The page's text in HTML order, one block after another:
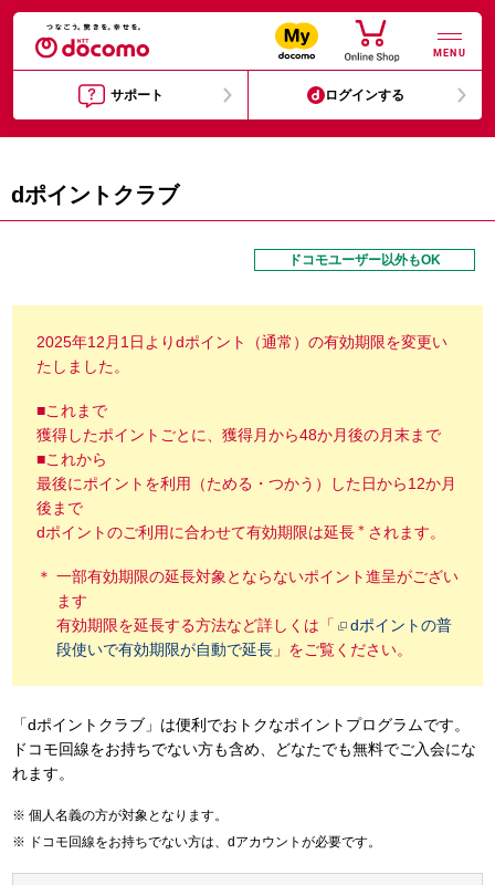
MENU
サポート ログインする
dポイントクラブ
ドコモユーザー以外もOK
2025年12月1日よりdポイント（通常）の有効期限を変更い
たしました。
■これまで
獲得したポイントごとに、獲得月から48か月後の月末まで
■これから
最後にポイントを利用（ためる・つかう）した日から12か月
後まで
dポイントのご利用に合わせて有効期限は延長 ＊ されます。
一部有効期限の延長対象とならないポイント進呈がござい
ます
有効期限を延長する方法など詳しくは「
dポイントの普
段使いで有効期限が自動で延長」をご覧ください。
「dポイントクラブ」は便利でおトクなポイントプログラムです。
ドコモ回線をお持ちでない方も含め、どなたでも無料でご入会にな
れます。
個人名義の方が対象となります。
ドコモ回線をお持ちでない方は、dアカウントが必要です。